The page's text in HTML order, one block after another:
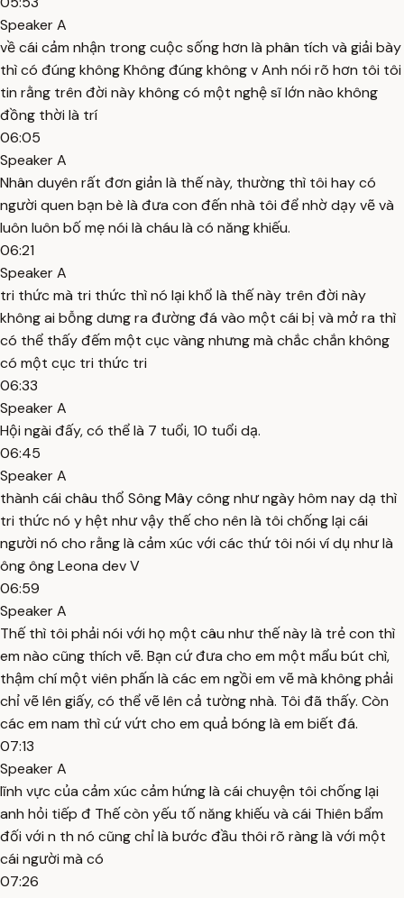
Speaker A
về cái cảm nhận trong cuộc sống hơn là phân tích và giải bày
thì có đúng không Không đúng không v Anh nói rõ hơn tôi tôi
tin rằng trên đời này không có một nghệ sĩ lớn nào không
đồng thời là trí
06:05
Speaker A
Nhân duyên rất đơn giản là thế này, thường thì tôi hay có
người quen bạn bè là đưa con đến nhà tôi để nhờ dạy vẽ và
luôn luôn bố mẹ nói là cháu là có năng khiếu.
06:21
Speaker A
tri thức mà tri thức thì nó lại khổ là thế này trên đời này
không ai bỗng dưng ra đường đá vào một cái bị và mở ra thì
có thể thấy đếm một cục vàng nhưng mà chắc chắn không
có một cục tri thức tri
06:33
Speaker A
Hội ngài đấy, có thể là 7 tuổi, 10 tuổi dạ.
06:45
Speaker A
thành cái châu thổ Sông Mây công như ngày hôm nay dạ thì
tri thức nó y hệt như vậy thế cho nên là tôi chống lại cái
người nó cho rằng là cảm xúc với các thứ tôi nói ví dụ như là
ông ông Leona dev V
06:59
Speaker A
Thế thì tôi phải nói với họ một câu như thế này là trẻ con thì
em nào cũng thích vẽ. Bạn cứ đưa cho em một mẩu bút chì,
thậm chí một viên phấn là các em ngồi em vẽ mà không phải
chỉ vẽ lên giấy, có thể vẽ lên cả tường nhà. Tôi đã thấy. Còn
các em nam thì cứ vứt cho em quả bóng là em biết đá.
07:13
Speaker A
lĩnh vực của cảm xúc cảm hứng là cái chuyện tôi chống lại
anh hỏi tiếp đ Thế còn yếu tố năng khiếu và cái Thiên bẩm
đối với n th nó cũng chỉ là bước đầu thôi rõ ràng là với một
cái người mà có
07:26